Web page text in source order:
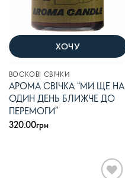
ХОЧУ
ВОСКОВІ СВІЧКИ
АРОМА СВІЧКА “МИ ЩЕ НА
ОДИН ДЕНЬ БЛИЖЧЕ ДО
ПЕРЕМОГИ”
320.00грн